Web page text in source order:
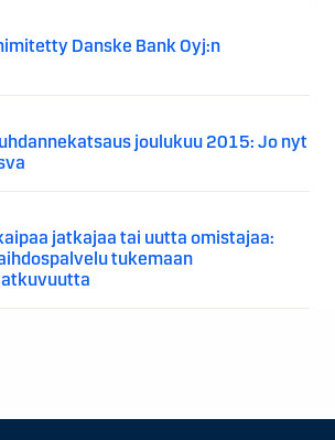
Danske Bank Oyj:n
joulukuu 2015: Jo nyt
jatkajaa tai uutta omistajaa:
tukemaan